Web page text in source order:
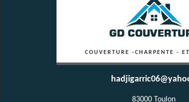
COUVERTURE -CHARPENTE -
83000 Toulon